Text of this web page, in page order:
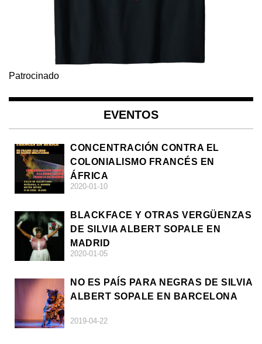
Patrocinado
EVENTOS
CONCENTRACIÓN CONTRA EL
COLONIALISMO FRANCÉS EN
ÁFRICA
2020-01-10
BLACKFACE Y OTRAS VERGÜENZAS
DE SILVIA ALBERT SOPALE EN
MADRID
2020-01-05
NO ES PAÍS PARA NEGRAS DE SILVIA
ALBERT SOPALE EN BARCELONA
2019-04-22